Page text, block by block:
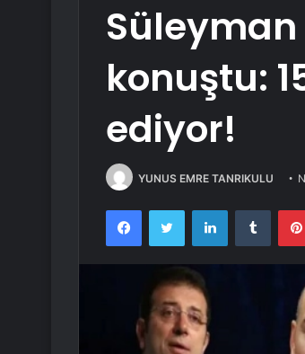
Süleyman
konuştu:
ediyor!
YUNUS EMRE TANRIKULU
FacebookTwitter LinkedIn